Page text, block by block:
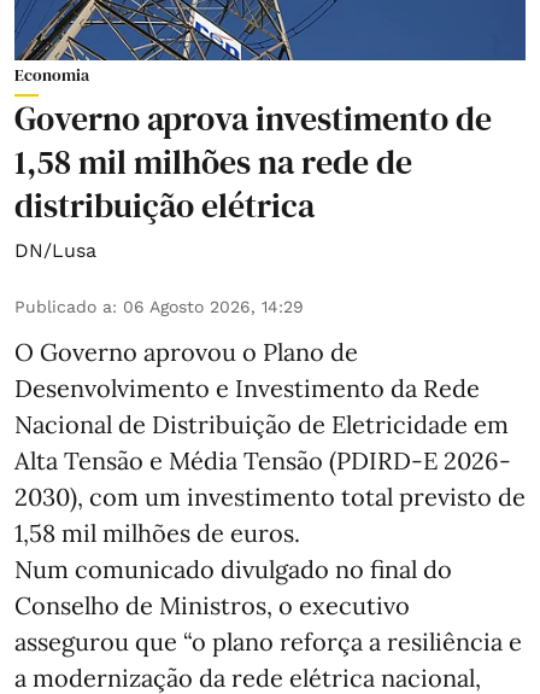
Economia
Governo aprova investimento de
1,58 mil milhões na rede de
distribuição elétrica
DN/Lusa
Publicado a: 06 Agosto 2026, 14:29
O Governo aprovou o Plano de
Desenvolvimento e Investimento da Rede
Nacional de Distribuição de Eletricidade em
Alta Tensão e Média Tensão (PDIRD-E 2026-
2030), com um investimento total previsto de
1,58 mil milhões de euros.
Num comunicado divulgado no final do
Conselho de Ministros, o executivo
assegurou que “o plano reforça a resiliência e
a modernização da rede elétrica nacional,